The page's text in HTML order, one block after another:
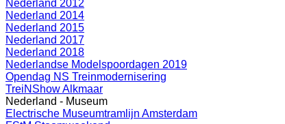
Nederland 2012
Nederland 2014
Nederland 2015
Nederland 2017
Nederland 2018
Nederlandse Modelspoordagen 2019
Opendag NS Treinmodernisering
TreiNShow Alkmaar
Nederland - Museum
Electrische Museumtramlijn Amsterdam